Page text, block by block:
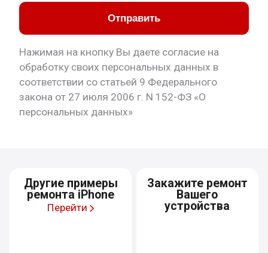
Отправить
Нажимая на кнопку Вы даете согласие на
обработку своих персональных данных в
соответствии со статьей 9 Федерального
закона от 27 июля 2006 г. N 152-ФЗ «О
персональных данных»
Другие примеры
ремонта iPhone
Перейти
Закажите ремонт
Вашего
устройства